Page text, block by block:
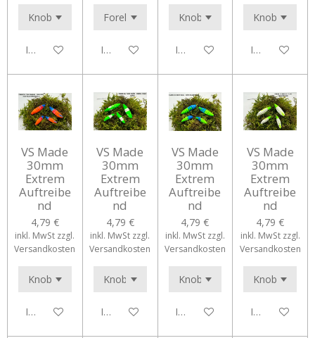
In den WarenkorbIn den WarenkorbIn den WarenkorbIn den
VS Made
30mm
Extrem
Auftreibe
nd
4,79 €
inkl. MwSt zzgl.
Versandkosten
In den Warenkorb
VS Made
30mm
Extrem
Auftreibe
nd
4,79 €
inkl. MwSt zzgl.
Versandkosten
In den Warenkorb
VS Made
30mm
Extrem
Auftreibe
nd
4,79 €
inkl. MwSt zzgl.
Versandkosten
In den Warenkorb
VS Made
30mm
Extrem
Auftreibe
nd
4,79 €
inkl. MwSt zzgl.
Versandkosten
In den